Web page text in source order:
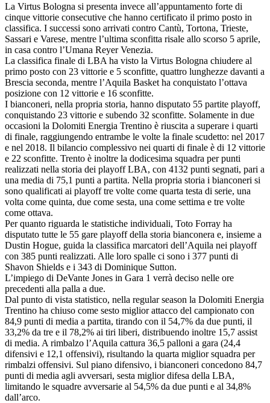
La Virtus Bologna si presenta invece all’appuntamento forte di
cinque vittorie consecutive che hanno certificato il primo posto in
classifica. I successi sono arrivati contro Cantù, Tortona, Trieste,
Sassari e Varese, mentre l’ultima sconfitta risale allo scorso 5 aprile,
in casa contro l’Umana Reyer Venezia.
La classifica finale di LBA ha visto la Virtus Bologna chiudere al
primo posto con 23 vittorie e 5 sconfitte, quattro lunghezze davanti a
Brescia seconda, mentre l’Aquila Basket ha conquistato l’ottava
posizione con 12 vittorie e 16 sconfitte.
I bianconeri, nella propria storia, hanno disputato 55 partite playoff,
conquistando 23 vittorie e subendo 32 sconfitte. Solamente in due
occasioni la Dolomiti Energia Trentino è riuscita a superare i quarti
di finale, raggiungendo entrambe le volte la finale scudetto: nel 2017
e nel 2018. Il bilancio complessivo nei quarti di finale è di 12 vittorie
e 22 sconfitte. Trento è inoltre la dodicesima squadra per punti
realizzati nella storia dei playoff LBA, con 4132 punti segnati, pari a
una media di 75,1 punti a partita. Nella propria storia i bianconeri si
sono qualificati ai playoff tre volte come quarta testa di serie, una
volta come quinta, due come sesta, una come settima e tre volte
come ottava.
Per quanto riguarda le statistiche individuali, Toto Forray ha
disputato tutte le 55 gare playoff della storia bianconera e, insieme a
Dustin Hogue, guida la classifica marcatori dell’Aquila nei playoff
con 385 punti realizzati. Alle loro spalle ci sono i 377 punti di
Shavon Shields e i 343 di Dominique Sutton.
L’impiego di DeVante Jones in Gara 1 verrà deciso nelle ore
precedenti alla palla a due.
Dal punto di vista statistico, nella regular season la Dolomiti Energia
Trentino ha chiuso come sesto miglior attacco del campionato con
84,9 punti di media a partita, tirando con il 54,7% da due punti, il
33,2% da tre e il 78,2% ai tiri liberi, distribuendo inoltre 15,7 assist
di media. A rimbalzo l’Aquila cattura 36,5 palloni a gara (24,4
difensivi e 12,1 offensivi), risultando la quarta miglior squadra per
rimbalzi offensivi. Sul piano difensivo, i bianconeri concedono 84,7
punti di media agli avversari, sesta miglior difesa della LBA,
limitando le squadre avversarie al 54,5% da due punti e al 34,8%
dall’arco.